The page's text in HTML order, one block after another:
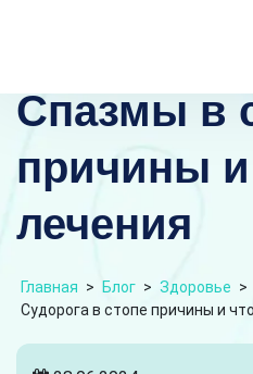
Спазмы в
причины
лечения
Главная > Блог > Здоровье >
Судорога в стопе причины и